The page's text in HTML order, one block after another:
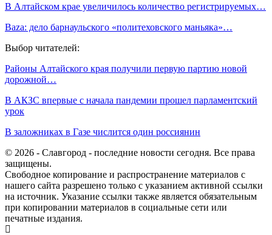
В Алтайском крае увеличилось количество регистрируемых…
Baza: дело барнаульского «политеховского маньяка»…
Выбор читателей:
Районы Алтайского края получили первую партию новой
дорожной…
В АКЗС впервые с начала пандемии прошел парламентский
урок
В заложниках в Газе числится один россиянин
© 2026 - Славгород - последние новости сегодня. Все права
защищены.
Свободное копирование и распространение материалов с
нашего сайта разрешено только с указанием активной ссылки
на источник. Указание ссылки также является обязательным
при копировании материалов в социальные сети или
печатные издания.